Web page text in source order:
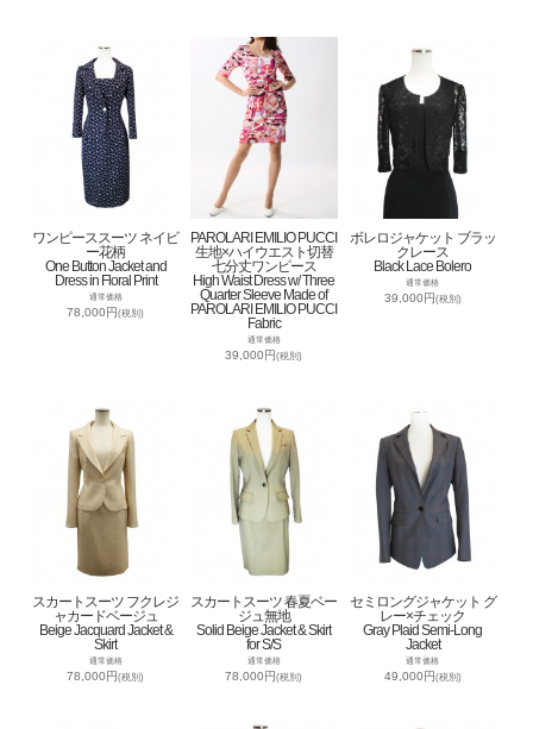
ワンピーススーツ ネイビ
ー花柄
One Button Jacket and
Dress in Floral Print
通常価格
78,000円(税別)
PAROLARI EMILIO PUCCI
生地×ハイウエスト切替
七分丈ワンピース
High Waist Dress w/ Three
Quarter Sleeve Made of
PAROLARI EMILIO PUCCI
Fabric
通常価格
39,000円(税別)
ボレロジャケット ブラッ
クレース
Black Lace Bolero
通常価格
39,000円(税別)
スカートスーツ フクレジ
ャカードベージュ
Beige Jacquard Jacket &
Skirt
通常価格
78,000円(税別)
スカートスーツ 春夏ベー
ジュ無地
Solid Beige Jacket & Skirt
for S/S
通常価格
78,000円(税別)
セミロングジャケット グ
レー×チェック
Gray Plaid Semi-Long
Jacket
通常価格
49,000円(税別)